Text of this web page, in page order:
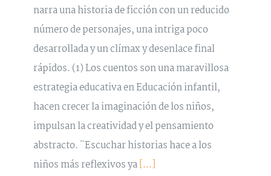
narra una historia de ficción con un reducido
número de personajes, una intriga poco
desarrollada y un clímax y desenlace final
rápidos. (1) Los cuentos son una maravillosa
estrategia educativa en Educación infantil,
hacen crecer la imaginación de los niños,
impulsan la creatividad y el pensamiento
abstracto. ¨Escuchar historias hace a los
niños más reflexivos ya[...]